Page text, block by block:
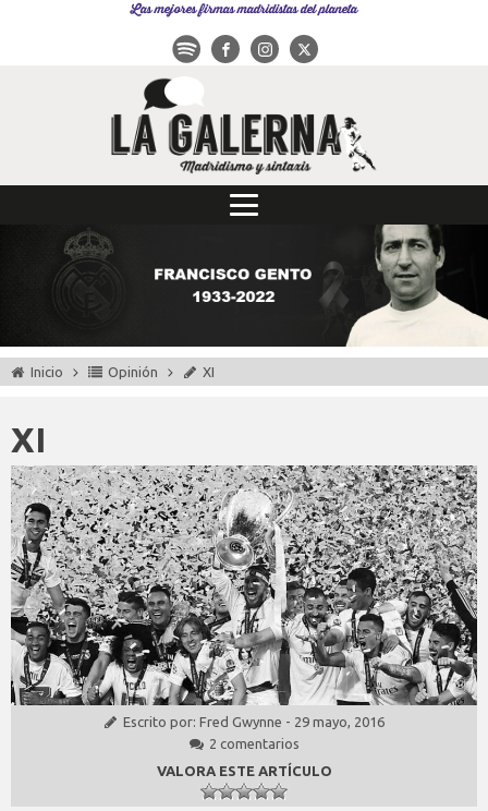
Las mejores firmas madridistas del planeta
Inicio Opinión XI
XI
Escrito por: Fred Gwynne - 29 mayo, 2016
2 comentarios
VALORA ESTE ARTÍCULO